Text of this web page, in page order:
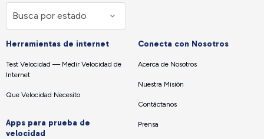
Herramientas de internet
Test Velocidad — Medir Velocidad de
Internet
Que Velocidad Necesito
Apps para prueba de
velocidad
Conecta con Nosotros
Acerca de Nosotros
Nuestra Misión
Contáctanos
Prensa